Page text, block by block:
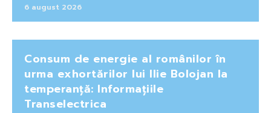
6 august 2026
Consum de energie al românilor în
urma exhortărilor lui Ilie Bolojan la
temperanță: Informațiile
Transelectrica